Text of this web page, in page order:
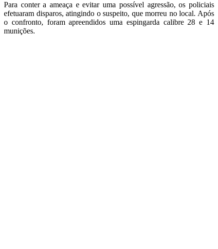
Para conter a ameaça e evitar uma possível agressão, os policiais
efetuaram disparos, atingindo o suspeito, que morreu no local. Após
o confronto, foram apreendidos uma espingarda calibre 28 e 14
munições.